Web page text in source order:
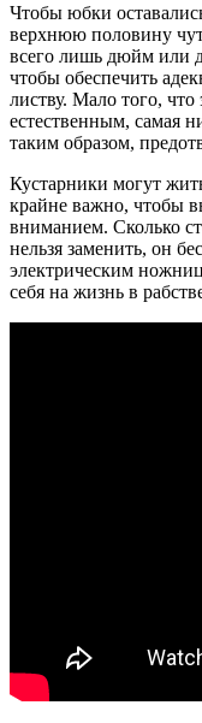
Чтобы юбки
верхнюю половину
всего лишь дюйм или
чтобы обеспечить
листву. Мало того, что
естественным, самая
таким образом,
Кустарники могут
крайне важно, чтобы
вниманием. Сколько
нельзя заменить, он
электрическим
себя на жизнь в